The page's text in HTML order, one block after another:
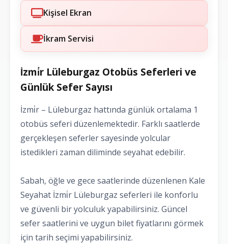
Kişisel Ekran
İkram Servisi
İzmi̇r Lüleburgaz Otobüs Seferleri ve
Günlük Sefer Sayısı
İzmi̇r – Lüleburgaz hattında günlük ortalama 1
otobüs seferi düzenlemektedir. Farklı saatlerde
gerçekleşen seferler sayesinde yolcular
istedikleri zaman diliminde seyahat edebilir.
Sabah, öğle ve gece saatlerinde düzenlenen Kale
Seyahat İzmi̇r Lüleburgaz seferleri ile konforlu
ve güvenli bir yolculuk yapabilirsiniz. Güncel
sefer saatlerini ve uygun bilet fiyatlarını görmek
için tarih seçimi yapabilirsiniz.